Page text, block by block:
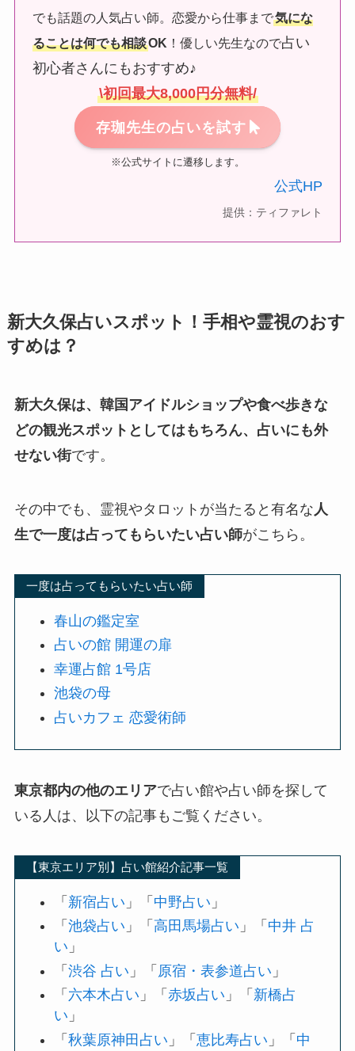
でも話題の人気占い師。恋愛から仕事まで気にな
ることは何でも相談OK ！優しい先生なので占い
初心者さんにもおすすめ♪
\初回最大8,000円分無料/
存珈先生の占いを試す
※公式サイトに遷移します。
公式HP
提供：ティファレト
新大久保占いスポット！手相や霊視のおす
すめは？
新大久保は、韓国アイドルショップや食べ歩きな
どの観光スポットとしてはもちろん、占いにも外
せない街です。
その中でも、霊視やタロットが当たると有名な人
生で一度は占ってもらいたい占い師がこちら。
一度は占ってもらいたい占い師
春山の鑑定室
占いの館 開運の扉
幸運占館 1号店
池袋の母
占いカフェ 恋愛術師
東京都内の他のエリアで占い館や占い師を探して
いる人は、以下の記事もご覧ください。
【東京エリア別】占い館紹介記事一覧
「 新宿占い 」「 中野占い 」
「池袋占い 」「高田馬場占い 」「 中井 占
い 」
「渋谷 占い 」「 原宿・表参道占い 」
「 六本木占い 」「赤坂占い 」「 新橋占
い 」
「秋葉原神田占い 」「恵比寿占い 」「 中